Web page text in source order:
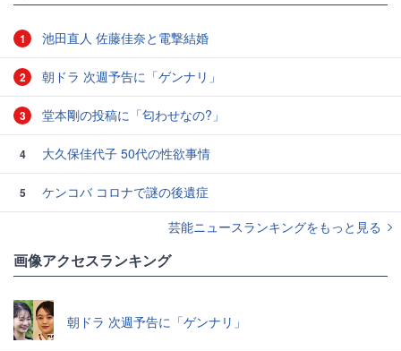
1 池田直人 佐藤佳奈と電撃結婚
2 朝ドラ 次週予告に「ゲンナリ」
3 堂本剛の投稿に「匂わせなの?」
4 大久保佳代子 50代の性欲事情
5
ケンコバ コロナで謎の後遺症
芸能ニュースランキングをもっと見る
画像アクセスランキング
朝ドラ 次週予告に「ゲンナリ」